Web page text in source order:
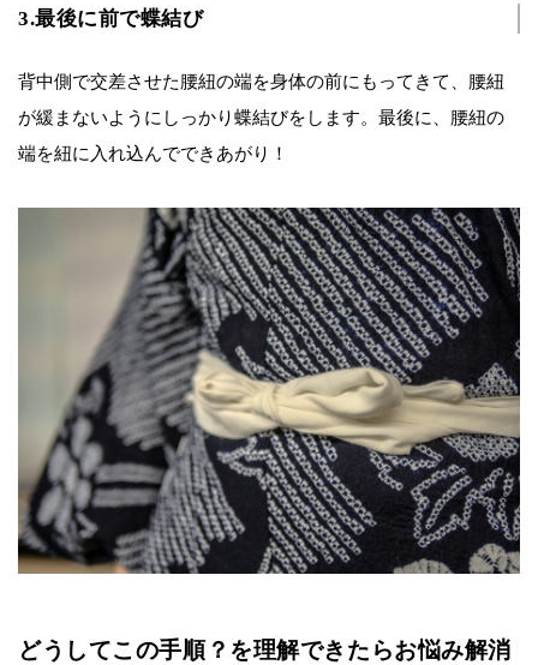
3.最後に前で蝶結び
背中側で交差させた腰紐の端を身体の前にもってきて、腰紐
が緩まないようにしっかり蝶結びをします。最後に、腰紐の
端を紐に入れ込んでできあがり！
どうしてこの手順？を理解できたらお悩み解消